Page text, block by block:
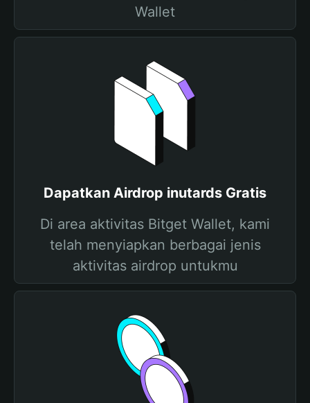
Wallet
Dapatkan Airdrop inutards Gratis
Di area aktivitas Bitget Wallet, kami
telah menyiapkan berbagai jenis
aktivitas airdrop untukmu